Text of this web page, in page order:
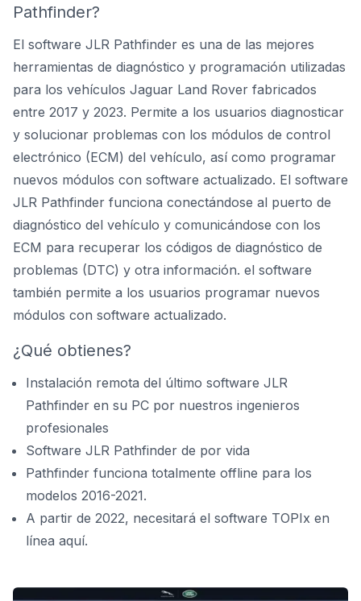
Pathfinder?
El software JLR Pathfinder es una de las mejores
herramientas de diagnóstico y programación utilizadas
para los vehículos Jaguar Land Rover fabricados
entre 2017 y 2023. Permite a los usuarios diagnosticar
y solucionar problemas con los módulos de control
electrónico (ECM) del vehículo, así como programar
nuevos módulos con software actualizado. El software
JLR Pathfinder funciona conectándose al puerto de
diagnóstico del vehículo y comunicándose con los
ECM para recuperar los códigos de diagnóstico de
problemas (DTC) y otra información. el software
también permite a los usuarios programar nuevos
módulos con software actualizado.
¿Qué obtienes?
Instalación remota del último software JLR
Pathfinder en su PC por nuestros ingenieros
profesionales
Software JLR Pathfinder de por vida
Pathfinder funciona totalmente offline para los
modelos 2016-2021.
A partir de 2022, necesitará el software TOPIx en
línea aquí.